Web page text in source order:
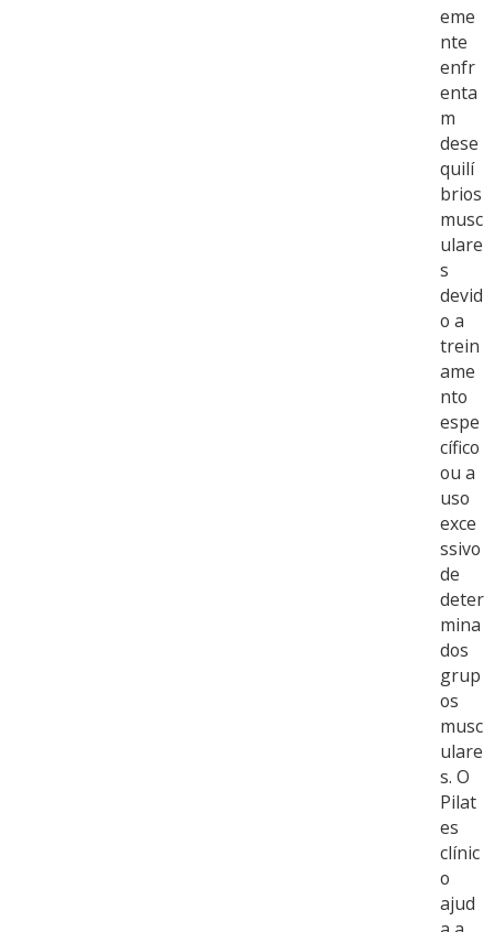
eme
nte
enfr
enta
m
dese
quilí
brios
musc
ulare
s
devid
o a
trein
ame
nto
espe
cífico
ou a
uso
exce
ssivo
de
deter
mina
dos
grup
os
musc
ulare
s. O
Pilat
es
clínic
o
ajud